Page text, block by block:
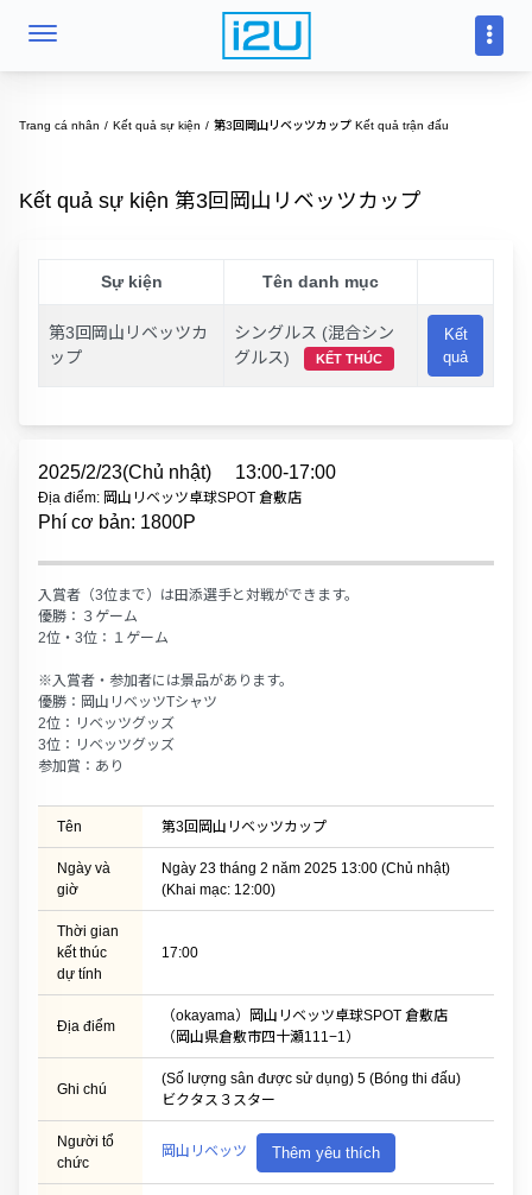
Trang cá nhân Kết quả sự kiện 第3回岡山リベッツカップ Kết quả trận đấu
Kết quả sự kiện 第3回岡山リベッツカップ
Sự kiện Tên danh mục
第3回岡山リベッツカ
ップ
シングルス (混合シン
グルス)
KẾT THÚC
Kết
quả
2025/2/23(Chủ nhật) 13:00-17:00
Địa điểm: 岡山リベッツ卓球SPOT 倉敷店
Phí cơ bản: 1800P
入賞者（3位まで）は田添選手と対戦ができます。
優勝：３ゲーム
2位・3位：１ゲーム
※入賞者・参加者には景品があります。
優勝：岡山リベッツTシャツ
2位：リベッツグッズ
3位：リベッツグッズ
参加賞：あり
Tên 第3回岡山リベッツカップ
Ngày và
giờ
Ngày 23 tháng 2 năm 2025 13:00 (Chủ nhật)
(Khai mạc: 12:00)
Thời gian
kết thúc
dự tính
17:00
Địa điểm
（okayama）岡山リベッツ卓球SPOT 倉敷店
（岡山県倉敷市四十瀬111−1）
Ghi chú
(Số lượng sân được sử dụng) 5 (Bóng thi đấu)
ビクタス３スター
Người tổ
chức
岡山リベッツ Thêm yêu thích